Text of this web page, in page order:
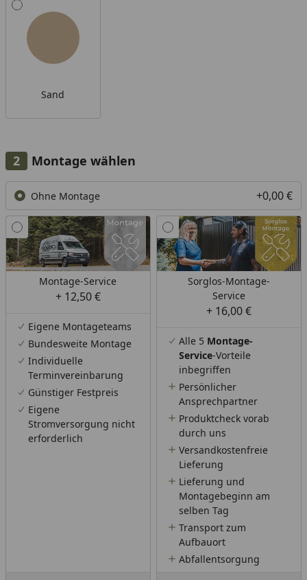
Sand
Montage wählen
Ohne Montage +0,00 €
Montage-Service
+ 12,50 €
Eigene Montageteams
Bundesweite Montage
Individuelle
Terminvereinbarung
Günstiger Festpreis
Eigene
Stromversorgung nicht
erforderlich
Sorglos-Montage-
Service
+ 16,00 €
Alle 5 Montage-
Service-Vorteile
inbegriffen
Persönlicher
Ansprechpartner
Produktcheck vorab
durch uns
Versandkostenfreie
Lieferung
Lieferung und
Montagebeginn am
selben Tag
Transport zum
Aufbauort
Abfallentsorgung